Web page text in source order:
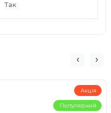
Так
Акція
Популярний